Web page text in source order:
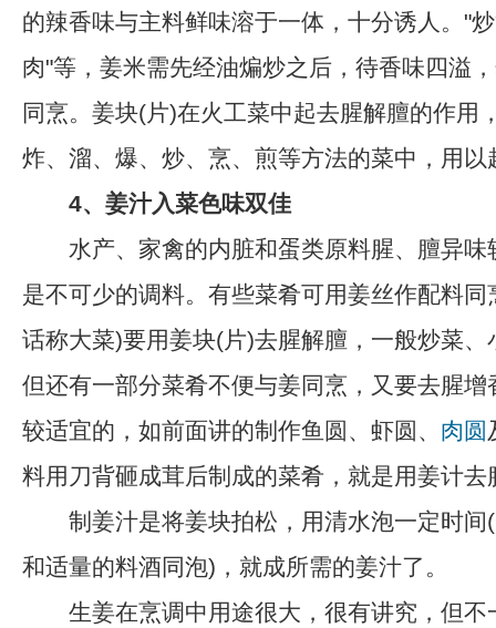
的辣香味与主料鲜味溶于一体，十分诱人。"
肉"等，姜米需先经油煸炒之后，待香味四溢
同烹。姜块(片)在火工菜中起去腥解膻的作用
炸、溜、爆、炒、烹、煎等方法的菜中，用以
4、姜汁入菜色味双佳
水产、家禽的内脏和蛋类原料腥、膻异味
是不可少的调料。有些菜肴可用姜丝作配料
话称大菜)要用姜块(片)去腥解膻，一般炒菜、
但还有一部分菜肴不便与姜同烹，又要去腥增
较适宜的，如前面讲的制作鱼圆、虾圆、 肉圆
料用刀背砸成茸后制成的菜肴，就是用姜计去
制姜汁是将姜块拍松，用清水泡一定时间(
和适量的料酒同泡)，就成所需的姜汁了。
生姜在烹调中用途很大，很有讲究，但不